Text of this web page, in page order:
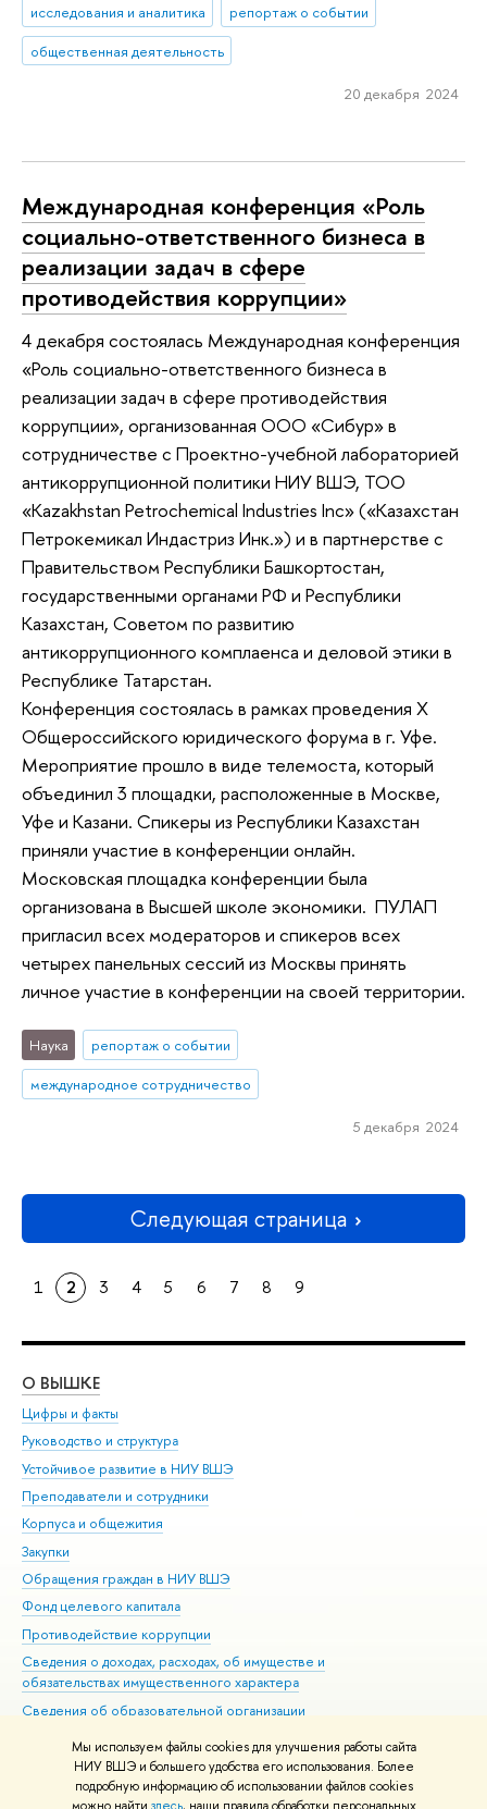
Мы используем файлы cookies для улучшения работы сайта
НИУ ВШЭ и большего удобства его использования. Более
подробную информацию об использовании файлов cookies
исследования и аналитика
репортаж о событии
общественная деятельность
20 декабря 2024
Международная конференция «Роль
социально-ответственного бизнеса в
реализации задач в сфере
противодействия коррупции»
4 декабря состоялась Международная конференция
«Роль социально-ответственного бизнеса в
реализации задач в сфере противодействия
коррупции», организованная ООО «Сибур» в
сотрудничестве с Проектно-учебной лабораторией
антикоррупционной политики НИУ ВШЭ, ТОО
«Kazakhstan Petrochemical Industries Inc» («Казахстан
Петрокемикал Индастриз Инк.») и в партнерстве с
Правительством Республики Башкортостан,
государственными органами РФ и Республики
Казахстан, Советом по развитию
антикоррупционного комплаенса и деловой этики в
Республике Татарстан.
Конференция состоялась в рамках проведения Х
Общероссийского юридического форума в г. Уфе.
Мероприятие прошло в виде телемоста, который
объединил 3 площадки, расположенные в Москве,
Уфе и Казани. Спикеры из Республики Казахстан
приняли участие в конференции онлайн.
Московская площадка конференции была
организована в Высшей школе экономики. ПУЛАП
пригласил всех модераторов и спикеров всех
четырех панельных сессий из Москвы принять
личное участие в конференции на своей территории.
Наука
репортаж о событии
международное сотрудничество
5 декабря 2024
Следующая страница
1 2 3 4 5 6 7 8 9
О ВЫШКЕ
Цифры и факты
Руководство и структура
Устойчивое развитие в НИУ ВШЭ
Преподаватели и сотрудники
Корпуса и общежития
Закупки
Обращения граждан в НИУ ВШЭ
Фонд целевого капитала
Противодействие коррупции
Сведения о доходах, расходах, об имуществе и
обязательствах имущественного характера
Сведения об образовательной организации
Людям с ограниченными возможностями здоровья
Единая платежная страница
Работа в Вышке